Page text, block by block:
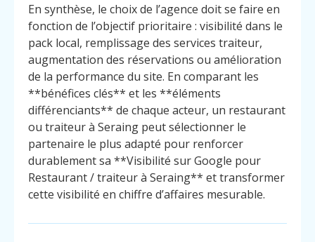
En synthèse, le choix de l’agence doit se faire en
fonction de l’objectif prioritaire : visibilité dans le
pack local, remplissage des services traiteur,
augmentation des réservations ou amélioration
de la performance du site. En comparant les
**bénéfices clés** et les **éléments
différenciants** de chaque acteur, un restaurant
ou traiteur à Seraing peut sélectionner le
partenaire le plus adapté pour renforcer
durablement sa **Visibilité sur Google pour
Restaurant / traiteur à Seraing** et transformer
cette visibilité en chiffre d’affaires mesurable.